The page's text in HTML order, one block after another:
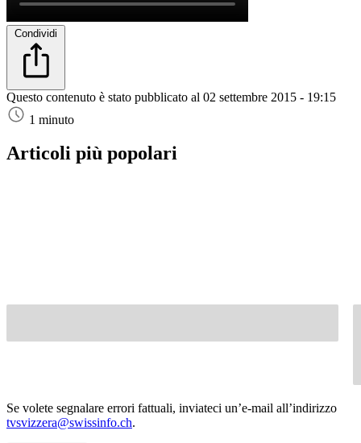
Condividi
Questo contenuto è stato pubblicato al 02 settembre 2015 - 19:15
1 minuto
Articoli più popolari
Se volete segnalare errori fattuali, inviateci un’e-mail all’indirizzo
tvsvizzera@swissinfo.ch.